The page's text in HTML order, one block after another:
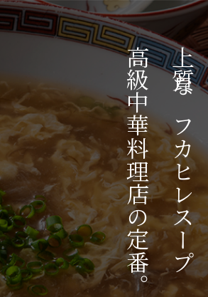
上質なフカヒレスープ
高級中華料理店の定番。